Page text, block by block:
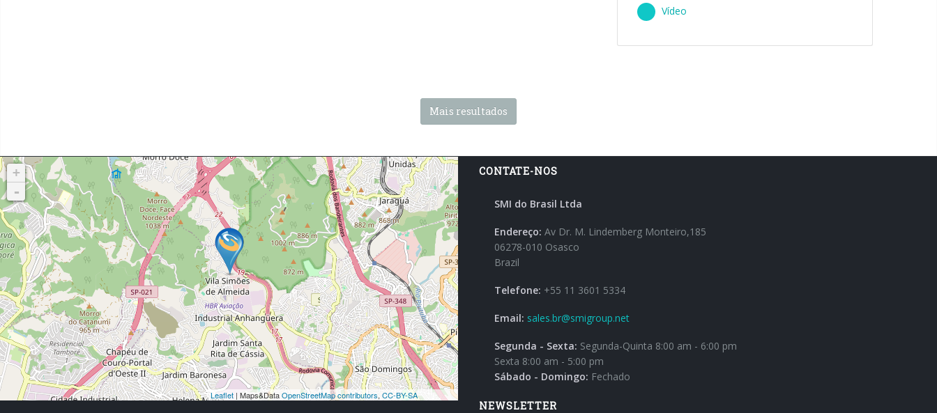
Vídeo
Mais resultados
CONTATE-NOS
SMI do Brasil Ltda
Endereço: Av Dr. M. Lindemberg Monteiro,185
06278-010 Osasco
Brazil
Telefone: +55 11 3601 5334
Email: sales.br@smigroup.net
Segunda - Sexta: Segunda-Quinta 8:00 am - 6:00 pm
Sexta 8:00 am - 5:00 pm
Sábado - Domingo: Fechado
NEWSLETTER